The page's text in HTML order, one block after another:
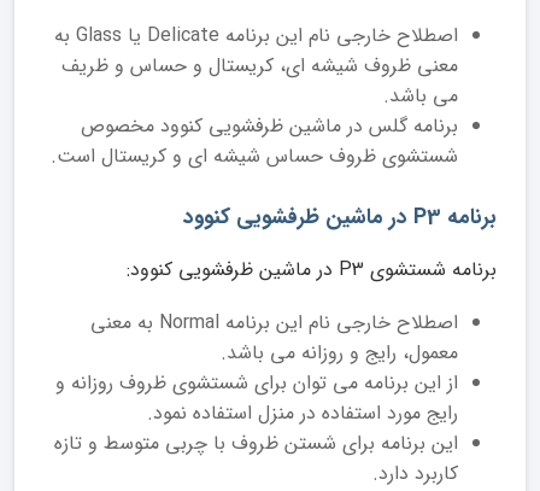
اصطلاح خارجی نام این برنامه Delicate یا Glass به
معنی ظروف شیشه ای، کریستال و حساس و ظریف
می باشد.
برنامه گلس در ماشین ظرفشویی کنوود مخصوص
شستشوی ظروف حساس شیشه ای و کریستال است.
برنامه P3 در ماشین ظرفشویی کنوود
برنامه شستشوی P3 در ماشین ظرفشویی کنوود:
اصطلاح خارجی نام این برنامه Normal به معنی
معمول، رایج و روزانه می باشد.
از این برنامه می توان برای شستشوی ظروف روزانه و
رایج مورد استفاده در منزل استفاده نمود.
این برنامه برای شستن ظروف با چربی متوسط و تازه
کاربرد دارد.